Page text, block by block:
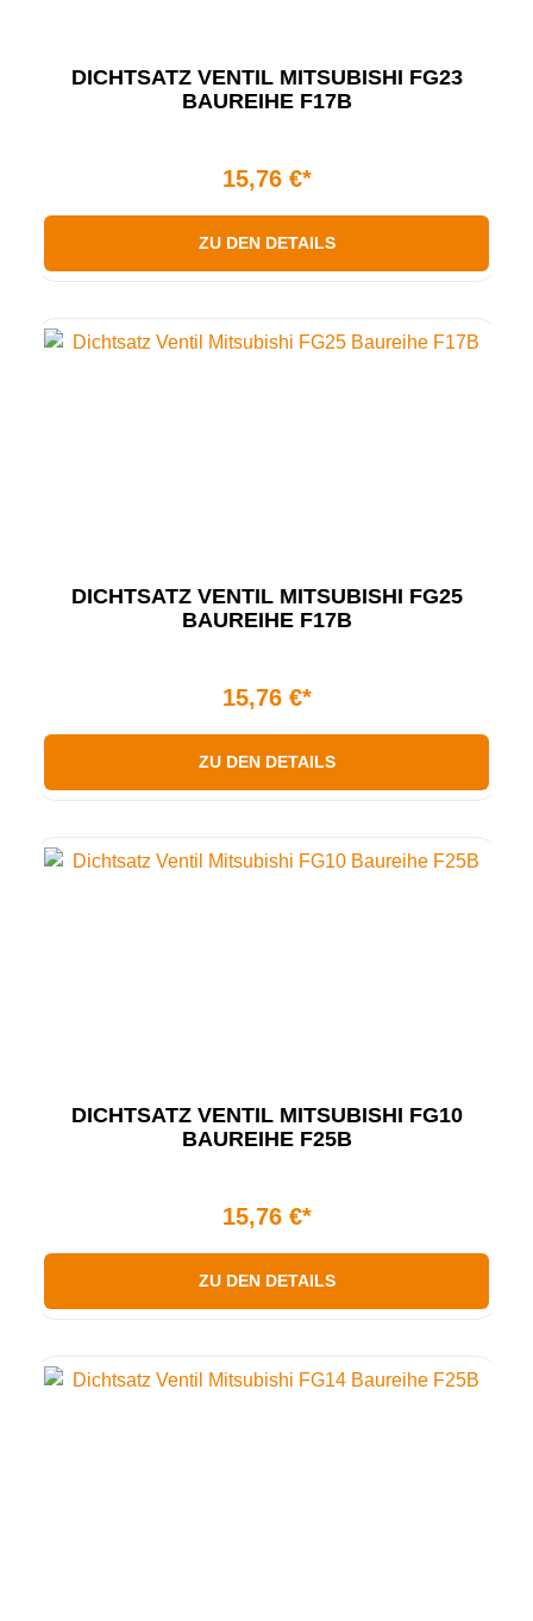
DICHTSATZ VENTIL MITSUBISHI FG23
BAUREIHE F17B
15,76 €*
ZU DEN DETAILS
DICHTSATZ VENTIL MITSUBISHI FG25
BAUREIHE F17B
15,76 €*
ZU DEN DETAILS
DICHTSATZ VENTIL MITSUBISHI FG10
BAUREIHE F25B
15,76 €*
ZU DEN DETAILS